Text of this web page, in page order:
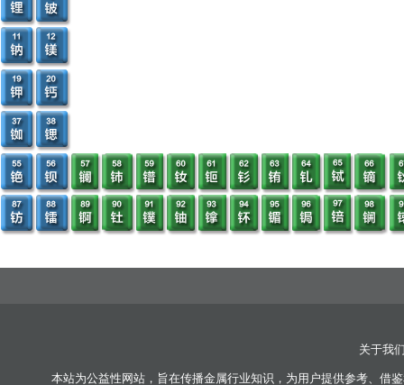
关于我
本站为公益性网站，旨在传播金属行业知识，为用户提供参考、借